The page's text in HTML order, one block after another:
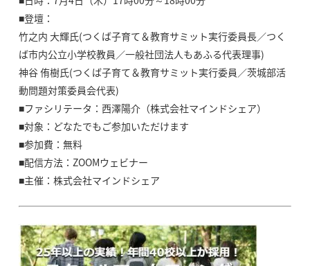
■登壇：
竹之内 大輝氏(つくば子育て＆教育サミット実行委員長／つく
ば市内公立小学校教員／一般社団法人もあふる代表理事)
神谷 侑樹氏(つくば子育て＆教育サミット実行委員／茨城部活
動問題対策委員会代表)
■ファシリテータ：西澤陽介（株式会社マインドシェア）
■対象：どなたでもご参加いただけます
■参加費：無料
■配信方法：ZOOMウェビナー
■主催：株式会社マインドシェア